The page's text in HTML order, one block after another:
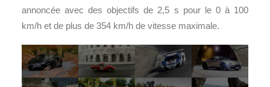
annoncée avec des objectifs de 2,5 s pour le 0 à 100
km/h et de plus de 354 km/h de vitesse maximale.